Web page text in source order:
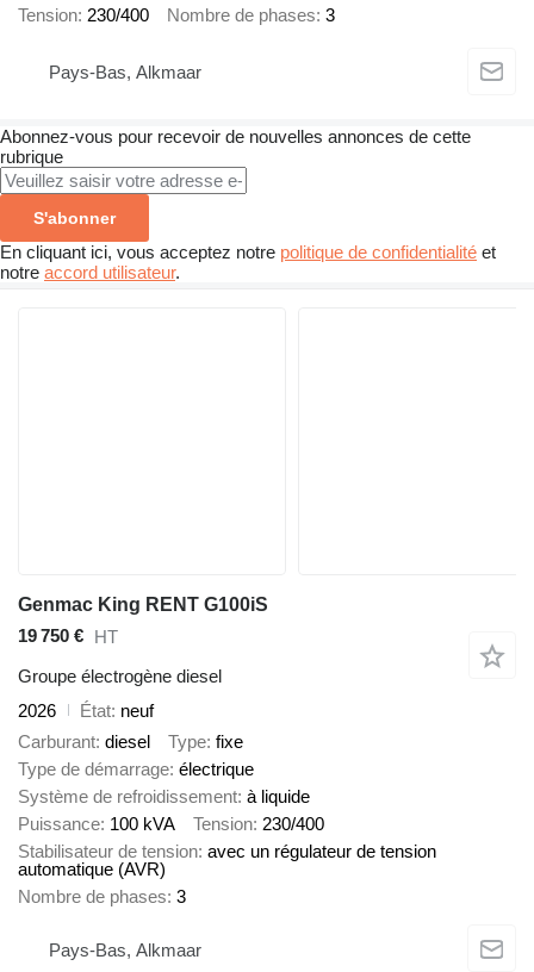
Tension 230/400 Nombre de phases 3
Pays-Bas, Alkmaar
Abonnez-vous pour recevoir de nouvelles annonces de cette
rubrique
S'abonner
En cliquant ici, vous acceptez notre politique de confidentialité et
notre accord utilisateur.
Genmac King RENT G100iS
19 750 € HT
Groupe électrogène diesel
2026
État neuf
Carburant diesel Type fixe
Type de démarrage électrique
Système de refroidissement à liquide
Puissance 100 kVA Tension 230/400
Stabilisateur de tension avec un régulateur de tension
automatique (AVR)
Nombre de phases 3
Pays-Bas, Alkmaar